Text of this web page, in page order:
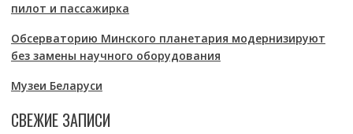
пилот и пассажирка
Обсерваторию Минского планетария модернизируют
без замены научного оборудования
Музеи Беларуси
СВЕЖИЕ ЗАПИСИ